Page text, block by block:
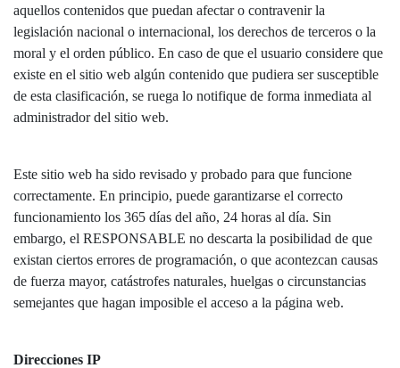
aquellos contenidos que puedan afectar o contravenir la
legislación nacional o internacional, los derechos de terceros o la
moral y el orden público. En caso de que el usuario considere que
existe en el sitio web algún contenido que pudiera ser susceptible
de esta clasificación, se ruega lo notifique de forma inmediata al
administrador del sitio web.
Este sitio web ha sido revisado y probado para que funcione
correctamente. En principio, puede garantizarse el correcto
funcionamiento los 365 días del año, 24 horas al día. Sin
embargo, el RESPONSABLE no descarta la posibilidad de que
existan ciertos errores de programación, o que acontezcan causas
de fuerza mayor, catástrofes naturales, huelgas o circunstancias
semejantes que hagan imposible el acceso a la página web.
Direcciones IP